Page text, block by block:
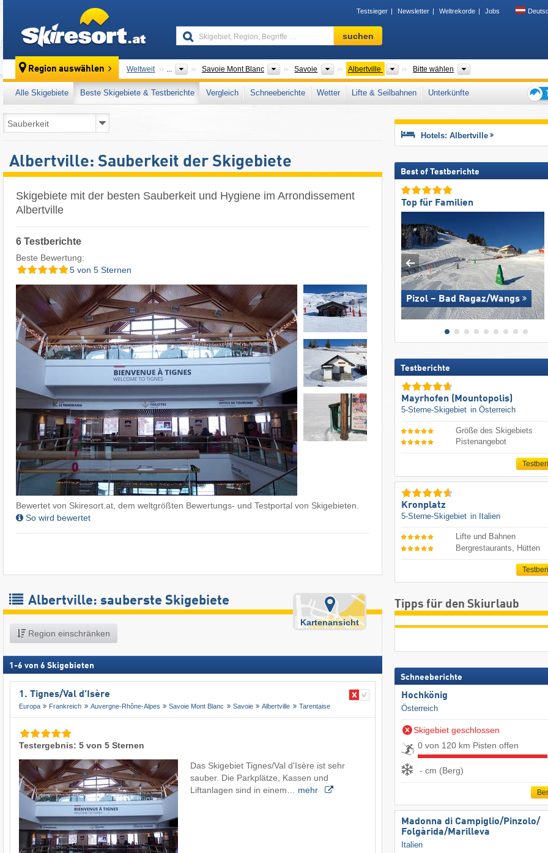
Testsieger Newsletter Weltrekorde Jobs
Skigebiet,
Region,
…
suchen
Region auswählen Weltweit ... Savoie Mont Blanc Tourismusregionen
Savoie Départements
Albertville Arrondissements
Bitte wählen
Alle Skigebiete Beste Skigebiete & Testberichte Vergleich Schneeberichte Wetter Lifte & Seilbahnen
Unterkünfte
für
Albertville: Sauberkeit der Skigebiete
Skigebiete mit der besten Sauberkeit und Hygiene im Arrondissement
Albertville
6 Testberichte
Beste Bewertung:
5 von 5 Sternen
Bewertet von Skiresort.at, dem weltgrößten Bewertungs- und Testportal von Skigebieten.
So wird bewertet
Albertville: sauberste Skigebiete
Region einschränken
Kartenansicht
1 -6 von 6 Skigebieten
1. Tignes/​Val d'Isère
Europa Frankreich Auvergne-Rhône-Alpes Savoie Mont Blanc Savoie Albertville Tarentaise
Testergebnis: 5 von 5 Sternen
Das Skigebiet Tignes/Val d'Isère ist sehr
sauber. Die Parkplätze, Kassen und
Liftanlagen sind in einem… mehr
Hotels: Albertville
Best of Testberichte
Top für Familien
Pizol – Bad Ragaz/​Wangs
Testberichte
Mayrhofen (Mountopolis)
5-Sterne-Skigebiet in Österreich
Größe des Skigebiets
Pistenangebot
Kronplatz
5-Sterne-Skigebiet in Italien
Lifte und Bahnen
Bergrestaurants, Hütten
Tipps für den Skiurlaub
Schneeberichte
Hochkönig
Österreich
Skigebiet geschlossen
0 von 120 km Pisten offen
- cm (Berg)
Madonna di Campiglio/​Pinzolo/​
Folgàrida/​Marilleva
Italien